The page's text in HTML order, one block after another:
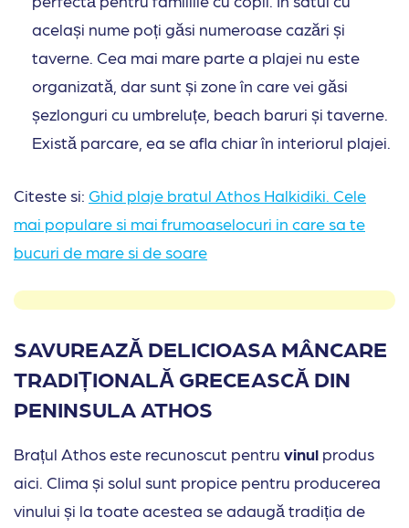
același nume poți găsi numeroase cazări și
taverne. Cea mai mare parte a plajei nu este
organizată, dar sunt și zone în care vei găsi
șezlonguri cu umbreluțe, beach baruri și taverne.
Există parcare, ea se afla chiar în interiorul plajei.
Citeste si: Ghid plaje bratul Athos Halkidiki. Cele
mai populare si mai frumoaselocuri in care sa te
bucuri de mare si de soare
SAVUREAZĂ DELICIOASA MÂNCARE
TRADIȚIONALĂ GRECEASCĂ DIN
PENINSULA ATHOS
Brațul Athos este recunoscut pentru vinul produs
aici. Clima și solul sunt propice pentru producerea
vinului și la toate acestea se adaugă tradiția de